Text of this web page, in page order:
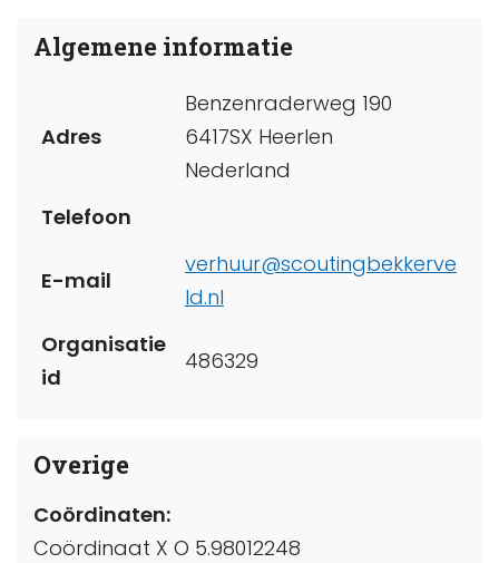
Algemene informatie
Adres
Benzenraderweg 190
6417SX Heerlen
Nederland
Telefoon
E-mail
verhuur@scoutingbekkerve
ld.nl
Organisatie
id
486329
Overige
Coördinaten:
Coördinaat X O 5.98012248